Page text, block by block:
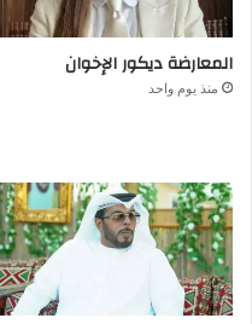
المعارضة ديكور الإخوان
منذ يوم واحد